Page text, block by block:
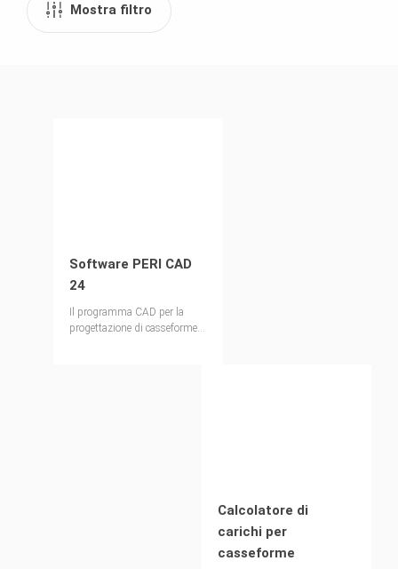
Mostra filtro
Software PERI CAD
24
Il programma CAD per la
progettazione di casseforme e
Calcolatore di
carichi per
casseforme